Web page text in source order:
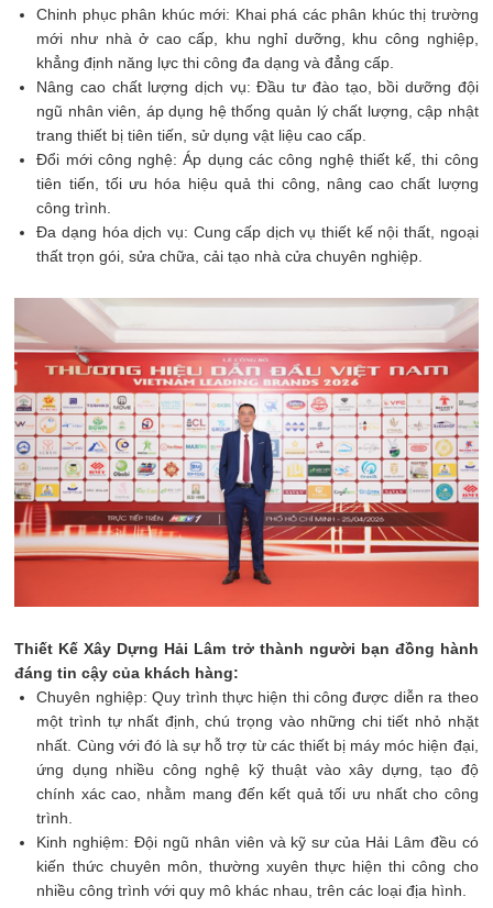
Chinh phục phân khúc mới: Khai phá các phân khúc thị trường
mới như nhà ở cao cấp, khu nghỉ dưỡng, khu công nghiệp,
khẳng định năng lực thi công đa dạng và đẳng cấp.
Nâng cao chất lượng dịch vụ: Đầu tư đào tạo, bồi dưỡng đội
ngũ nhân viên, áp dụng hệ thống quản lý chất lượng, cập nhật
trang thiết bị tiên tiến, sử dụng vật liệu cao cấp.
Đổi mới công nghệ: Áp dụng các công nghệ thiết kế, thi công
tiên tiến, tối ưu hóa hiệu quả thi công, nâng cao chất lượng
công trình.
Đa dạng hóa dịch vụ: Cung cấp dịch vụ thiết kế nội thất, ngoại
thất trọn gói, sửa chữa, cải tạo nhà cửa chuyên nghiệp.
Thiết Kế Xây Dựng Hải Lâm trở thành người bạn đồng hành
đáng tin cậy của khách hàng:
Chuyên nghiệp: Quy trình thực hiện thi công được diễn ra theo
một trình tự nhất định, chú trọng vào những chi tiết nhỏ nhặt
nhất. Cùng với đó là sự hỗ trợ từ các thiết bị máy móc hiện đại,
ứng dụng nhiều công nghệ kỹ thuật vào xây dựng, tạo độ
chính xác cao, nhằm mang đến kết quả tối ưu nhất cho công
trình.
Kinh nghiệm: Đội ngũ nhân viên và kỹ sư của Hải Lâm đều có
kiến thức chuyên môn, thường xuyên thực hiện thi công cho
nhiều công trình với quy mô khác nhau, trên các loại địa hình.